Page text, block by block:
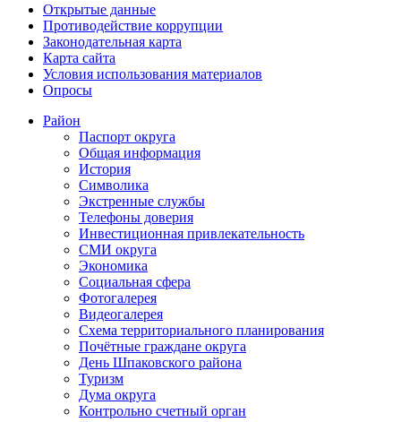
Открытые данные
Противодействие коррупции
Законодательная карта
Карта сайта
Условия использования материалов
Опросы
Район
Паспорт округа
Общая информация
История
Символика
Экстренные службы
Телефоны доверия
Инвестиционная привлекательность
СМИ округа
Экономика
Социальная сфера
Фотогалерея
Видеогалерея
Схема территориального планирования
Почётные граждане округа
День Шпаковского района
Туризм
Дума округа
Контрольно счетный орган